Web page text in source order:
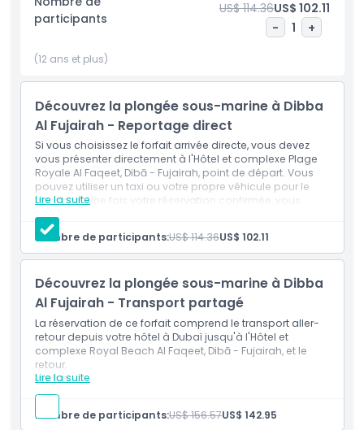
habituer à respirer avec votre détendeur. Après avoir établi
des schémas de respiration, vous descendrez alors de
quelques mètres supplémentaires. La plongée progressive
vous permettra de vous habituer à respirer avec un
Votre instructeur de plongée expérimenté vous guidera par
la main lors de votre plongée d'initiation autour du site de
plongée une fois que vous signalerez que vous êtes prêt.
Vous profiterez ici d'une plongée pouvant durer jusqu'à 45
minutes à une profondeur minimale de 5 mètres (15 pieds)
et une profondeur maximale de 12 mètres (40 pieds).
Points forts
Inclus
Supplément
Heures d'ouverture
participants
US$ 114.36US$ 102.11
-
1 +
(12 ans et plus)
Découvrez la plongée sous-marine à Dibba
Al Fujairah - Reportage direct
Si vous choisissez le forfait arrivée directe, vous devez
vous présenter directement à l'Hôtel et complexe Plage
Royale Al Faqeet, Dibā - Fujairah, point de départ. Vous
pouvez utiliser un taxi ou votre propre véhicule pour le
transport. Une fois votre réservation confirmée, vous
recevrez la carte de localisation et les coordonnées.
Lire la suite
Inclus
Boissons non alcoolisées et eau illimitées
Équipement de plongée sous-marine et de plongée
Moniteur professionnel certifié
Excellent système audio
Nombre de participants:US$ 114.36US$ 102.11
Découvrez la plongée sous-marine à Dibba
Al Fujairah - Transport partagé
La réservation de ce forfait comprend le transport aller-
retour depuis votre hôtel à Dubaï jusqu'à l'Hôtel et
complexe Royal Beach Al Faqeet, Dibā - Fujairah, et le
retour.
Lire la suite
Inclus
Transport aller-retour depuis Dubaï
Boissons non alcoolisées et eau à volonté
Équipement de plongée sous-marine et de
Nombre de participants:US$ 156.57US$ 142.95